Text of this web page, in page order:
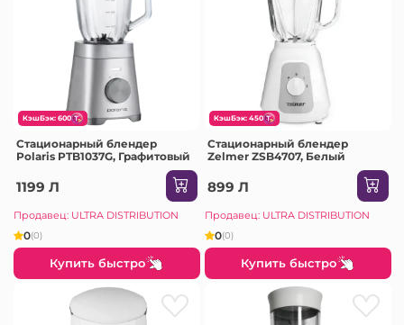
КэшБэк: 600
Стационарный блендер
Polaris PTB1037G, Графитовый
1199 Л
Продавец: ULTRA DISTRIBUTION
0(0)
Купить быстро
КэшБэк: 450
Стационарный блендер
Zelmer ZSB4707, Белый
899 Л
Продавец: ULTRA DISTRIBUTION
0(0)
Купить быстро